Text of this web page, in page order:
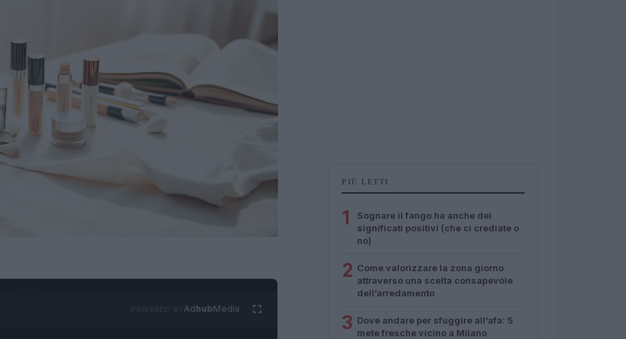
AdhubMedia
PIÙ LETTI
1
Sognare il fango ha anche dei
significati positivi (che ci crediate o
no)
2 Come valorizzare la zona giorno
attraverso una scelta consapevole
dell’arredamento
3 Dove andare per sfuggire all’afa: 5
mete fresche vicino a Milano